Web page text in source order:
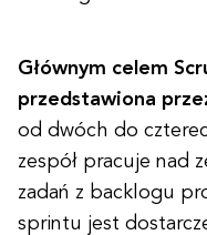
Głównym celem
przedstawiona
od dwóch do
zespół pracuje nad
zadań z backlogu
sprintu jest